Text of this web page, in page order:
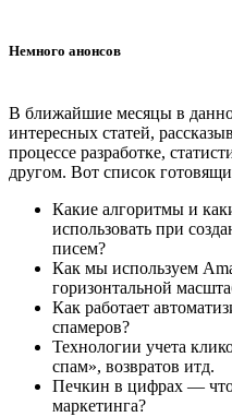
Немного анонсов
В ближайшие месяцы в
интересных статей,
процессе разработке,
другом. Вот список
Какие алгоритмы и
использовать при
писем?
Как мы используем
горизонтальной
Как работает
спамеров?
Технологии учета
спам», возвратов итд.
Печкин в цифрах — что
маркетинга?